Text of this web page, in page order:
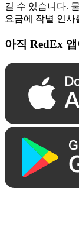
길 수 있습니다.
요금에 작별 인사
아직 RedEx